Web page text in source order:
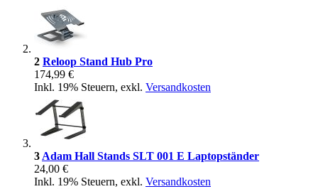
2 Reloop Stand Hub Pro
174,99 €
Inkl. 19% Steuern, exkl. Versandkosten
3 Adam Hall Stands SLT 001 E Laptopständer
24,00 €
Inkl. 19% Steuern, exkl. Versandkosten